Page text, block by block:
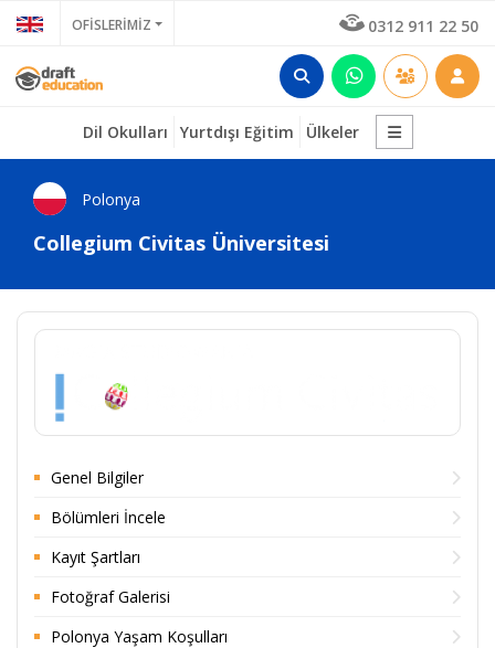
OFİSLERİMİZ 0312 911 22 50
Dil Okulları Yurtdışı Eğitim Ülkeler
Polonya
Collegium Civitas Üniversitesi
Genel Bilgiler
Bölümleri İncele
Kayıt Şartları
Fotoğraf Galerisi
Polonya Yaşam Koşulları